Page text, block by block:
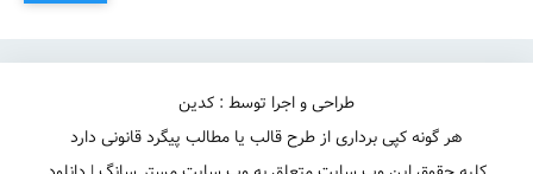
طراحی و اجرا توسط : کدین
هر گونه کپی برداری از طرح قالب یا مطالب پیگرد قانونی دارد